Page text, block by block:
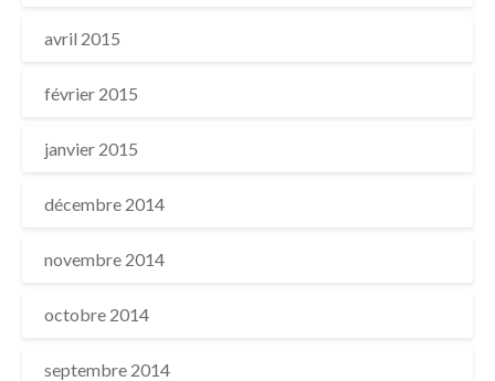
avril 2015
février 2015
janvier 2015
décembre 2014
novembre 2014
octobre 2014
septembre 2014